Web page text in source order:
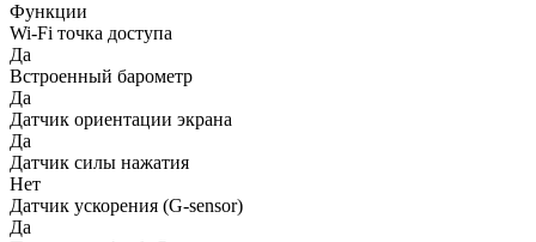
Функции
Wi-Fi точка доступа
Да
Встроенный барометр
Да
Датчик ориентации экрана
Да
Датчик силы нажатия
Нет
Датчик ускорения (G-sensor)
Да